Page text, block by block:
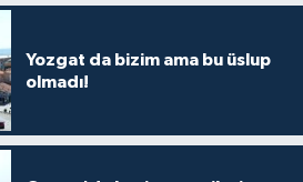
Yozgat da bizim ama bu üslup
olmadı!